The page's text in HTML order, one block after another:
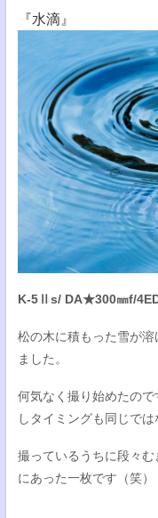
『水滴』
K-5Ⅱs/ DA★300㎜f/
松の木に積もった雪が
ました。
何気なく撮り始めたの
しタイミングも同じでは
撮っているうちに段々
にあった一枚です（笑）